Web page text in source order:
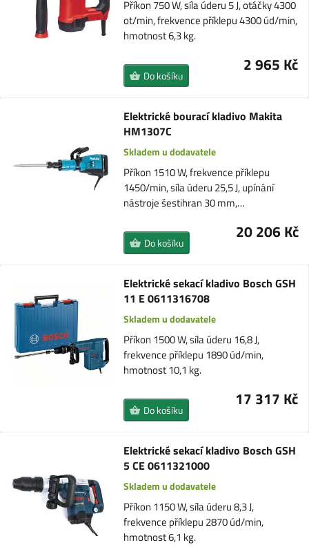
Příkon 750 W, síla úderu 5 J, otáčky 4300
ot/min, frekvence příklepu 4300 úd/min,
hmotnost 6,3 kg.
2 965 Kč
Do košíku
Elektrické bourací kladivo Makita
HM1307C
Skladem u dodavatele
Příkon 1510 W, frekvence příklepu
1450/min, síla úderu 25,5 J, upínání
nástroje šestihran 30 mm,…
20 206 Kč
Do košíku
Elektrické sekací kladivo Bosch GSH
11 E 0611316708
Skladem u dodavatele
Příkon 1500 W, síla úderu 16,8 J,
frekvence příklepu 1890 úd/min,
hmotnost 10,1 kg.
17 317 Kč
Do košíku
Elektrické sekací kladivo Bosch GSH
5 CE 0611321000
Skladem u dodavatele
Příkon 1150 W, síla úderu 8,3 J,
frekvence příklepu 2870 úd/min,
hmotnost 6,1 kg.